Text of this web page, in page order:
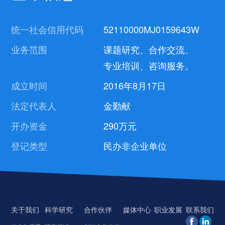
统一社会信用代码
52110000MJ0159643W
业务范围
课题研究、合作交流、
专业培训、咨询服务。
成立时间
2016年8月17日
法定代表人
金勤献
开办资金
290万元
登记类型
民办非企业单位
关于我们 科学研究 合作伙伴 媒体中心 职业发展 联系我们